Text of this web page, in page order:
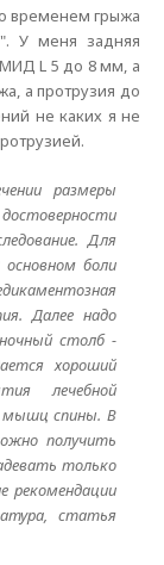
временем грыжа
У меня задняя
L 5 до 8 мм, а
а протрузия до
не каких я не
размеры
Для
основном боли
Далее надо
столб -
хороший
лечебной
мышц спины. В
получить
только
рекомендации
статья